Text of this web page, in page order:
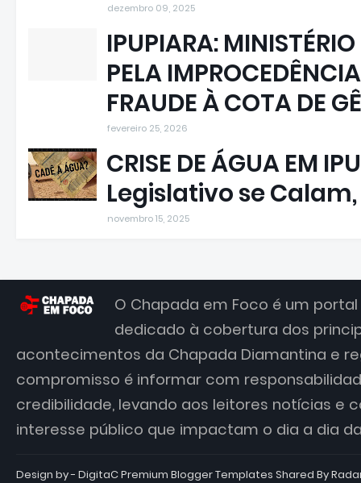
dezembro 09, 2025
IPUPIARA:
PELA
FRAUDE À COTA DE
fevereiro 25, 2026
CRISE DE ÁGUA EM
Legislativo se
novembro 15, 2025
O Chapada em Foco é um
dedicado à cobertura dos
acontecimentos da Chapada Diamantina e
compromisso é informar com
credibilidade, levando aos leitores notícias e
interesse público que impactam o dia a dia
Design by - DigitaCPremium Blogger Templates Shared By